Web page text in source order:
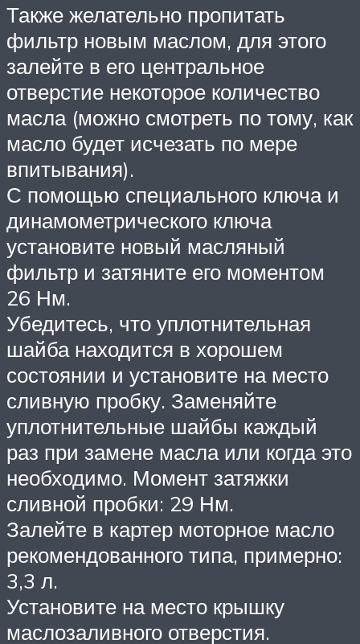
Также желательно пропитать
фильтр новым маслом, для этого
залейте в его центральное
отверстие некоторое количество
масла (можно смотреть по тому, как
масло будет исчезать по мере
впитывания).
С помощью специального ключа и
динамометрического ключа
установите новый масляный
фильтр и затяните его моментом
26 Нм.
Убедитесь, что уплотнительная
шайба находится в хорошем
состоянии и установите на место
сливную пробку. Заменяйте
уплотнительные шайбы каждый
раз при замене масла или когда это
необходимо. Момент затяжки
сливной пробки: 29 Нм.
Залейте в картер моторное масло
рекомендованного типа, примерно:
3,3 л.
Установите на место крышку
маслозаливного отверстия.